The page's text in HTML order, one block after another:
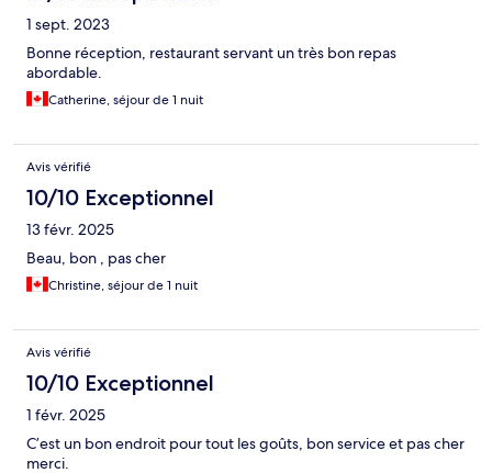
1 sept. 2023
Bonne réception, restaurant servant un très bon repas
abordable.
Catherine, séjour de 1 nuit
Avis vérifié
10/10 Exceptionnel
13 févr. 2025
Beau, bon , pas cher
Christine, séjour de 1 nuit
Avis vérifié
10/10 Exceptionnel
1 févr. 2025
C’est un bon endroit pour tout les goûts, bon service et pas cher
merci.